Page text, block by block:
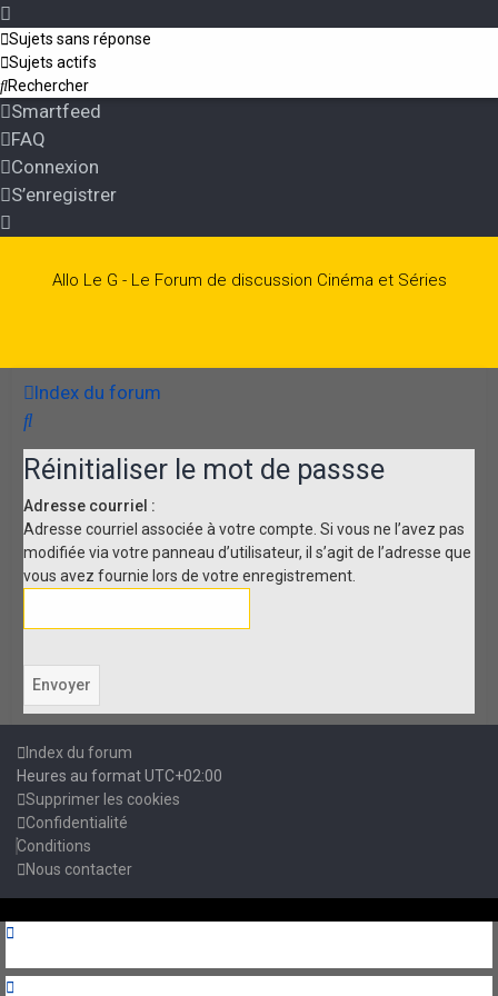
Sujets sans réponse
Sujets actifs
Rechercher
Smartfeed
FAQ
Connexion
S’enregistrer
Allo Le G - Le Forum de discussion Cinéma et Séries
Index du forum
Réinitialiser le mot de passse
Adresse courriel :
Adresse courriel associée à votre compte. Si vous ne l’avez pas
modifiée via votre panneau d’utilisateur, il s’agit de l’adresse que
vous avez fournie lors de votre enregistrement.
Index du forum
Heures au formatUTC+02:00
Supprimer les cookies
Confidentialité
Conditions
Nous contacter